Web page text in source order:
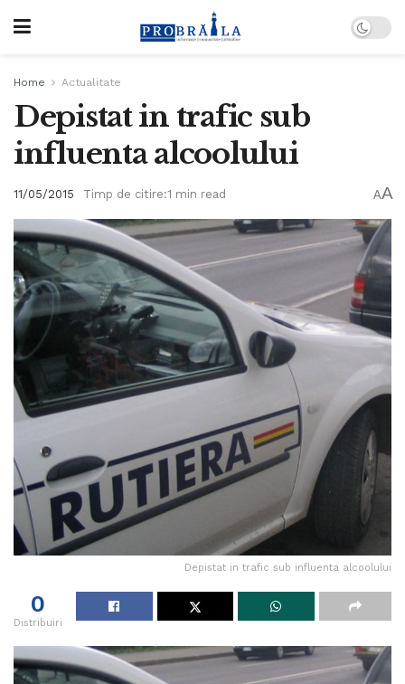
Home Actualitate
Depistat in trafic sub
influenta alcoolului
11/05/2015 Timp de citire:1 min read AA
Depistat in trafic sub influenta alcoolului
0
Distribuiri